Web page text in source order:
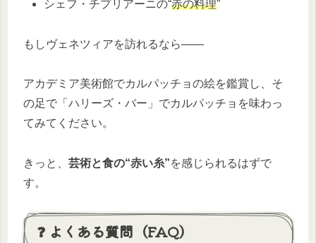
シェフ・チプリアーニの“赤の料理”
もしヴェネツィアを訪れるなら――
アカデミア美術館でカルパッチョの絵を鑑賞し、そ
の足で「ハリーズ・バー」でカルパッチョを味わっ
てみてください。
きっと、 芸術と食の“赤い糸”を感じられるはずで
す。
❓ よくある質問（FAQ）